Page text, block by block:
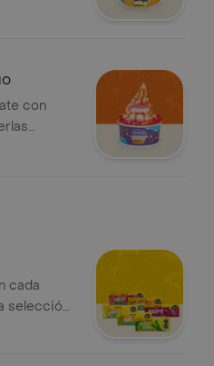
de
con
gomas
cada
selección